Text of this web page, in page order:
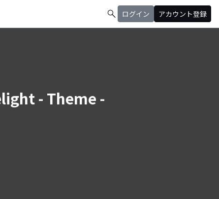
search ログイン アカウント登録
- Theme -